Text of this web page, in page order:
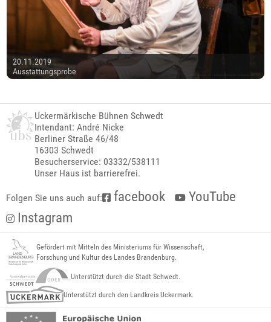
20.11.2019
Ausstattungsprobe
Uckermärkische Bühnen Schwedt
Intendant: André Nicke
Berliner Straße 46/48
16303 Schwedt
Besucherservice: 03332/538111
Unser Haus ist barrierefrei.
Folgen Sie uns auch auf: facebook
YouTube
Instagram
Gefördert mit Mitteln des Ministeriums für Wissenschaft,
Forschung und Kultur des Landes Brandenburg.
Unterstützt durch die Stadt Schwedt.
Unterstützt durch den Landkreis Uckermark.